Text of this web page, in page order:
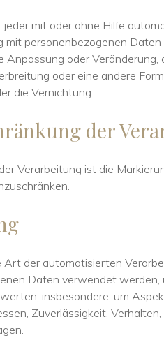
mit oder ohne Hilfe
mit personenbezogenen
Anpassung oder
oder eine andere
die Vernichtung.
der
Verarbeitung ist die
Art der automatisierten
Daten verwendet
insbesondere, um
Zuverlässigkeit,